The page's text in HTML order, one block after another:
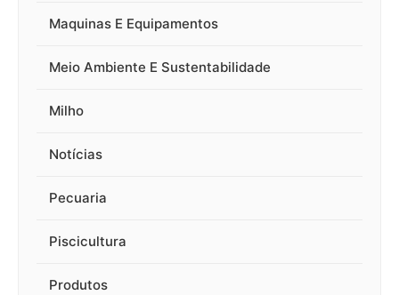
Maquinas E Equipamentos
Meio Ambiente E Sustentabilidade
Milho
Notícias
Pecuaria
Piscicultura
Produtos